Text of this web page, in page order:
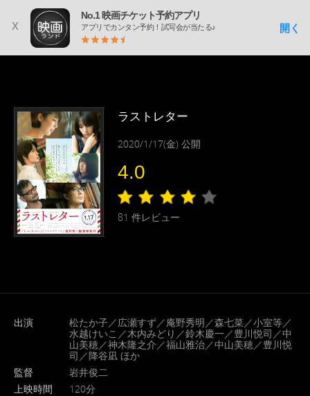
x
No.1 映画チケット予約アプリ
アプリでカンタン予約！試写会が当たる♪ 開く
ラストレター
2020/1/17(金) 公開
4.0
81 件レビュー
出演
松たか子／広瀬すず／庵野秀明／森七菜／小室等／
水越けいこ／木内みどり／鈴木慶一／豊川悦司／中
山美穂／神木隆之介／福山雅治／中山美穂／豊川悦
司／降谷凪 ほか
監督
岩井俊二
上映時間
120分